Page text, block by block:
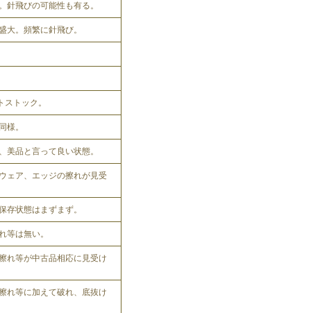
針飛びの可能性も有る。
大。頻繁に針飛び。
トック。
様。
美品と言って良い状態。
ェア、エッジの擦れが見受
存状態はまずまず。
等は無い。
れ等が中古品相応に見受け
れ等に加えて破れ、底抜け